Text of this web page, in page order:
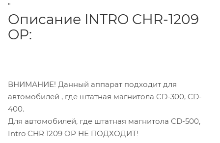
"
Описание INTRO CHR-1209
OP:
ВНИМАНИЕ! Данный аппарат подходит для
автомобилей , где штатная магнитола CD-300, CD-
400.
Для автомобилей, где штатная магнитола CD-500,
Intro CHR 1209 OP НЕ ПОДХОДИТ!